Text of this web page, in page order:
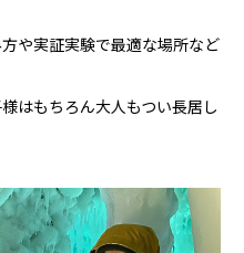
や実証実験で最適な場所など
はもちろん大人もつい長居し